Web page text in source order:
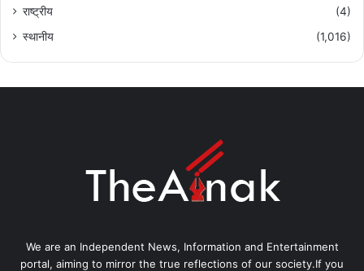
राष्ट्रीय
(4)
स्थानीय
(1,016)
We are an Independent News, Information and Entertainment
portal, aiming to mirror the true reflections of our society.If you